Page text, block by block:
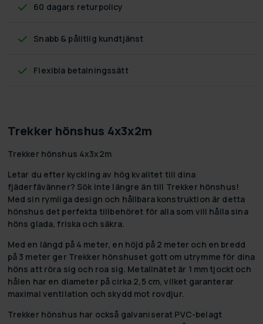
60 dagars returpolicy
Snabb & pålitlig kundtjänst
Flexibla betalningssätt
Trekker hönshus 4x3x2m
Trekker hönshus 4x3x2m
Letar du efter kyckling av hög kvalitet till dina
fjäderfävänner? Sök inte längre än till Trekker hönshus!
Med sin rymliga design och hållbara konstruktion är detta
hönshus det perfekta tillbehöret för alla som vill hålla sina
höns glada, friska och säkra.
Med en längd på 4 meter, en höjd på 2 meter och en bredd
på 3 meter ger Trekker hönshuset gott om utrymme för dina
höns att röra sig och roa sig. Metallnätet är 1 mm tjockt och
hålen har en diameter på cirka 2,5 cm, vilket garanterar
maximal ventilation och skydd mot rovdjur.
Trekker hönshus har också galvaniserat PVC-belagt